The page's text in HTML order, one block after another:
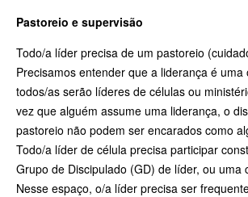
Pastoreio e supervisão
Todo/a líder precisa de um pastoreio
Precisamos entender que a liderança é uma
todos/as serão líderes de células ou
vez que alguém assume uma liderança, o
pastoreio não podem ser encarados como
Todo/a líder de célula precisa participar
Grupo de Discipulado (GD) de líder, ou uma
Nesse espaço, o/a líder precisa ser